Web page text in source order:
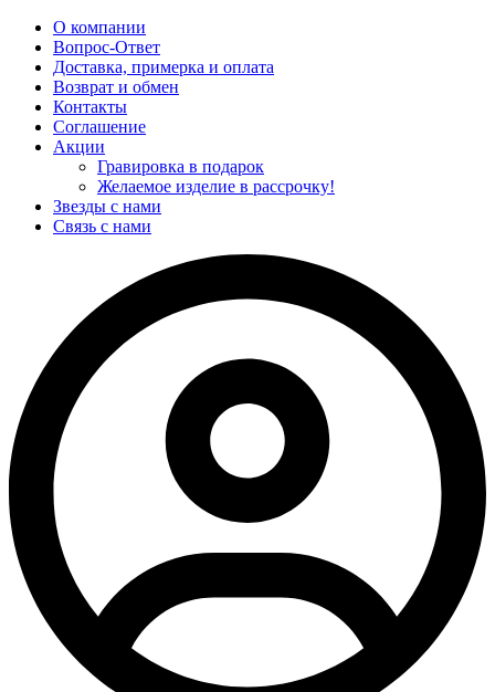
О компании
Вопрос-Ответ
Доставка, примерка и оплата
Возврат и обмен
Контакты
Соглашение
Акции
Гравировка в подарок
Желаемое изделие в рассрочку!
Звезды с нами
Связь с нами